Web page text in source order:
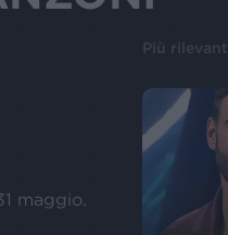
Più rilevanti
maggio.